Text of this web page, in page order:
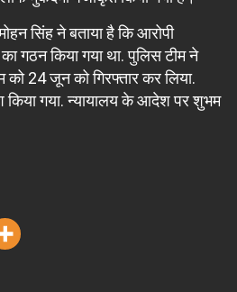
सिंह ने बताया है कि आरोपी
गठन किया गया था. पुलिस टीम ने
को 24 जून को गिरफ्तार कर लिया.
गया. न्यायालय के आदेश पर शुभम